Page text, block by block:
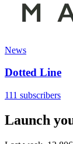
News
Dotted Line
111 subscribers
Launch